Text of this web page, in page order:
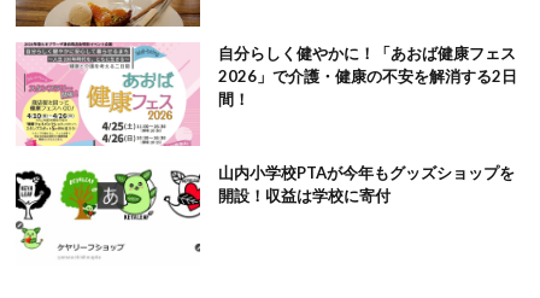
自分らしく健やかに！「あおば健康フェス
2026」で介護・健康の不安を解消する2日
間！
山内小学校PTAが今年もグッズショップを
開設！収益は学校に寄付